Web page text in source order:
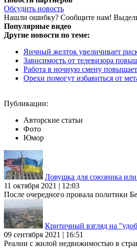
Обсудить новость
Нашли ошибку? Сообщите нам!
Популярные видео
Другие новости по теме:
Яичный желток увеличивает
Зависимость от телевизора
Работа в ночную смену
Орехи помогут избавиться от
Публикации:
Авторские статьи
Фото
Юмор
Ловушка для союзника
11 октября 2021 | 12:03
После очередного провала политики
Критичный взгляд на
09 сентября 2021 | 16:51
Реалии с жилой недвижимостью в